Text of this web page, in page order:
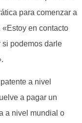
para comenzar a
en contacto
si podemos darle
a nivel
a pagar un
a nivel mundial o